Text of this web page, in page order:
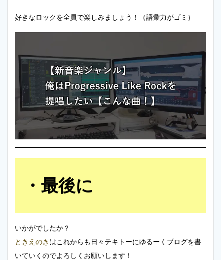
好きなロックを全員で楽しみましょう！（語彙力がゴミ）
最後に
いかがでしたか？
ときえのき はこれからも日々テキトーにゆるーくブログを書
いていくのでよろしくお願いします！